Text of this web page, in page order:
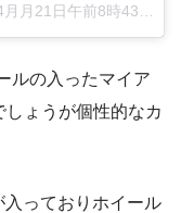
月21日午前8時43分PDT
ルの入ったマイア
しょうが個性的なカ
っておりホイール